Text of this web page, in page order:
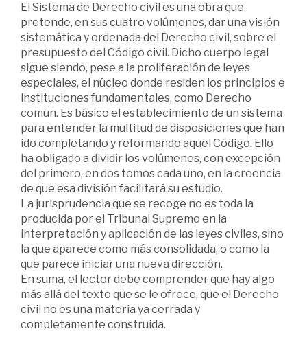
El Sistema de Derecho civil es una obra que
pretende, en sus cuatro volúmenes, dar una visión
sistemática y ordenada del Derecho civil, sobre el
presupuesto del Código civil. Dicho cuerpo legal
sigue siendo, pese a la proliferación de leyes
especiales, el núcleo donde residen los principios e
instituciones fundamentales, como Derecho
común. Es básico el establecimiento de un sistema
para entender la multitud de disposiciones que han
ido completando y reformando aquel Código. Ello
ha obligado a dividir los volúmenes, con excepción
del primero, en dos tomos cada uno, en la creencia
de que esa división facilitará su estudio.
La jurisprudencia que se recoge no es toda la
producida por el Tribunal Supremo en la
interpretación y aplicación de las leyes civiles, sino
la que aparece como más consolidada, o como la
que parece iniciar una nueva dirección.
En suma, el lector debe comprender que hay algo
más allá del texto que se le ofrece, que el Derecho
civil no es una materia ya cerrada y
completamente construida.